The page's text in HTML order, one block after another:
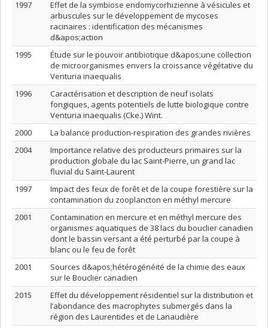
1997
Effet de la symbiose endomycorhizienne à vésicules et
arbuscules sur le développement de mycoses
racinaires : identification des mécanismes
d&apos;action
1995
Étude sur le pouvoir antibiotique d&apos;une collection
de microorganismes envers la croissance végétative du
Venturia inaequalis
1996
Caractérisation et description de neuf isolats
fongiques, agents potentiels de lutte biologique contre
Venturia inaequalis (Cke.) Wint.
2000
La balance production-respiration des grandes rivières
2004
Importance relative des producteurs primaires sur la
production globale du lac Saint-Pierre, un grand lac
fluvial du Saint-Laurent
1997
Impact des feux de forêt et de la coupe forestière sur la
contamination du zooplancton en méthyl mercure
2001
Contamination en mercure et en méthyl mercure des
organismes aquatiques de 38 lacs du bouclier canadien
dont le bassin versant a été perturbé par la coupe à
blanc ou le feu de forêt
2001
Sources d&apos;hétérogénéité de la chimie des eaux
sur le Bouclier canadien
2015
Effet du développement résidentiel sur la distribution et
l’abondance des macrophytes submergés dans la
région des Laurentides et de Lanaudière